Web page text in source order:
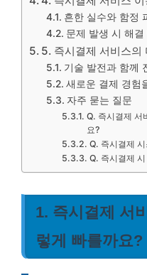
흔한 실수와 함정
문제 발생 시 해결
5. 즉시결제 서비스의
기술 발전과 함께
새로운 결제 경험
자주 묻는 질문
Q. 즉시결제 서
요?
Q. 즉시결제
Q. 즉시결제
1. 즉시결제 서
렇게 빠를까요?